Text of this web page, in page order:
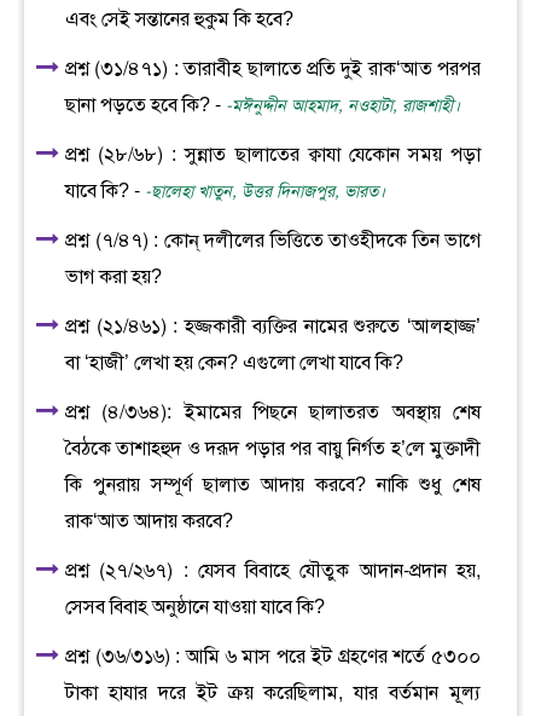
এবং সেই সন্তানের হুকুম কি হবে?
প্রশ্ন (৩১/৪৭১) : তারাবীহ ছালাতে প্রতি দুই রাক‘আত পরপর
ছানা পড়তে হবে কি? - -মঈনুদ্দীন আহমাদ, নওহাটা, রাজশাহী।
প্রশ্ন (২৮/৬৮) : সুন্নাত ছালাতের ক্বাযা যেকোন সময় পড়া
যাবে কি? - -ছালেহা খাতুন, উত্তর দিনাজপুর, ভারত।
প্রশ্ন (৭/৪৭) : কোন্ দলীলের ভিত্তিতে তাওহীদকে তিন ভাগে
ভাগ করা হয়?
প্রশ্ন (২১/৪৬১) : হজ্জকারী ব্যক্তির নামের শুরুতে ‘আলহাজ্জ’
বা ‘হাজী’ লেখা হয় কেন? এগুলো লেখা যাবে কি?
প্রশ্ন (৪/৩৬৪): ইমামের পিছনে ছালাতরত অবস্থায় শেষ
বৈঠকে তাশাহহুদ ও দরূদ পড়ার পর বায়ু নির্গত হ’লে মুক্তাদী
কি পুনরায় সম্পূর্ণ ছালাত আদায় করবে? নাকি শুধু শেষ
রাক‘আত আদায় করবে?
প্রশ্ন (২৭/২৬৭) : যেসব বিবাহে যৌতুক আদান-প্রদান হয়,
সেসব বিবাহ অনুষ্ঠানে যাওয়া যাবে কি?
প্রশ্ন (৩৬/৩১৬) : আমি ৬ মাস পরে ইট গ্রহণের শর্তে ৫৩০০
টাকা হাযার দরে ইট ক্রয় করেছিলাম, যার বর্তমান মূল্য